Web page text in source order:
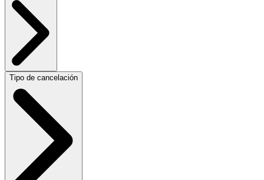
Tipo de cancelación